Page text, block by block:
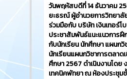
วันพฤหัสบดีที่ 14 ธันวาคม
ยะธรณ์ ผู้อำนวยการวิทยา
ร่วมมือกับ บริษัท เงินเทอร์โ
ประชาสัมพันธ์แนะแนวการฝึ
กับนักเรียน นักศึกษา แผนก
นักเรียนแผนกวิชาการตลาด
ศึกษา 2567 ดำเนินงานโดย
เทคนิคพัทยา ณ ห้องประชุม